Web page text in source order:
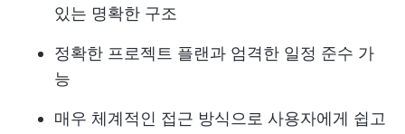
있는 명확한 구조
정확한 프로젝트 플랜과 엄격한 일정 준수 가
능
매우 체계적인 접근 방식으로 사용자에게 쉽고